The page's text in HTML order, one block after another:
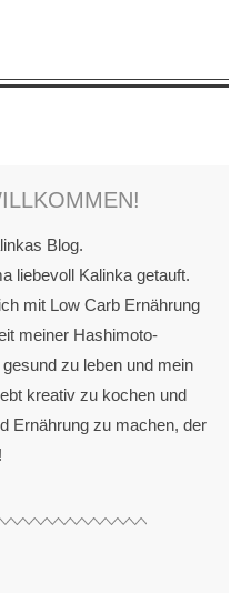
Blog.
liebevoll Kalinka getauft.
mit Low Carb Ernährung
meiner Hashimoto-
zu leben und mein
kreativ zu kochen und
Ernährung zu machen, der